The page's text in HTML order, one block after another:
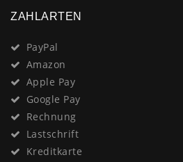
ZAHLARTEN
PayPal
Amazon
Apple Pay
Google Pay
Rechnung
Lastschrift
Kreditkarte